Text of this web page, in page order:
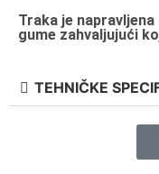
Traka je
gume zahvaljujući
TEHNIČKE